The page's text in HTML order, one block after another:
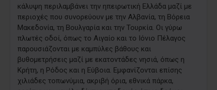
κάλυψη περιλαμβάνει την ηπειρωτική Ελλάδα μαζί με
περιοχές που συνορεύουν με την Αλβανία, τη Βόρεια
Μακεδονία, τη Βουλγαρία και την Τουρκία. Οι γύρω
πλωτές οδοί, όπως το Αιγαίο και το Ιόνιο Πέλαγος
παρουσιάζονται με καμπύλες βάθους και
βυθομετρήσεις μαζί με εκατοντάδες νησιά, όπως η
Κρήτη, η Ρόδος και η Εύβοια. Εμφανίζονται επίσης
χιλιάδες τοπωνύμια, ακριβή όρια, εθνικά πάρκα,